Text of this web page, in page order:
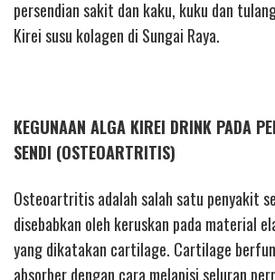
persendian sakit dan kaku, kuku dan
Kirei susu kolagen di Sungai Raya.
KEGUNAAN ALGA KIREI DRINK PADA
SENDI (OSTEOARTRITIS)
Osteoartritis adalah salah satu penyakit
disebabkan oleh keruskan pada material
yang dikatakan cartilage. Cartilage
absorber dengan cara melapisi seluran